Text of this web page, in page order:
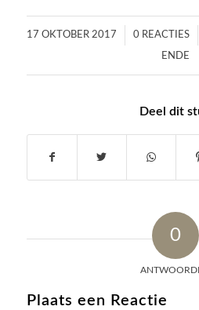
17 OKTOBER 2017
/ 0 REACTIES
/
ENDE
Deel dit
0
Plaats een Reactie